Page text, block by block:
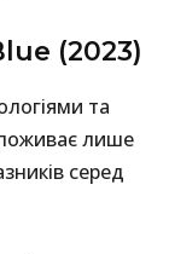
(2023)
та
лише
серед